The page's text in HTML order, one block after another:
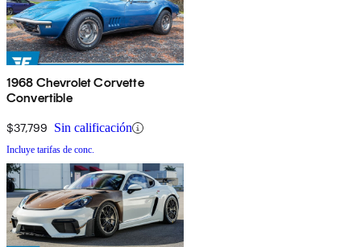
1968 Chevrolet Corvette
Convertible
$37,799 Sin calificación
Incluye tarifas de conc.